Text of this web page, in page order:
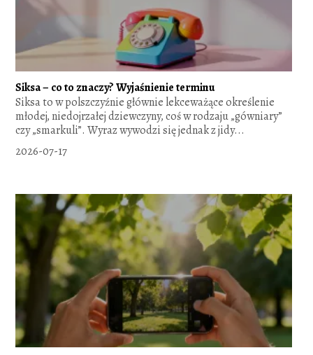
Siksa – co to znaczy? Wyjaśnienie terminu
Siksa to w polszczyźnie głównie lekceważące określenie
młodej, niedojrzałej dziewczyny, coś w rodzaju „gówniary”
czy „smarkuli”. Wyraz wywodzi się jednak z jidy...
2026-07-17